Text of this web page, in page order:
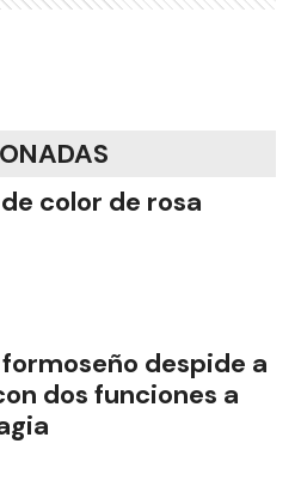
color de rosa
despide a
dos funciones a